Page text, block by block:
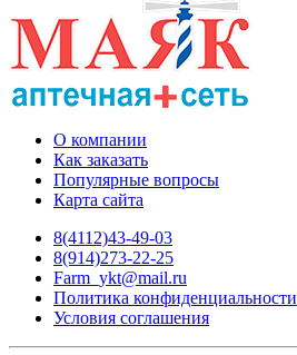
О компании
Как заказать
Популярные вопросы
Карта сайта
8(4112)43-49-03
8(914)273-22-25
Farm_ykt@mail.ru
Политика конфиденциальности
Условия соглашения